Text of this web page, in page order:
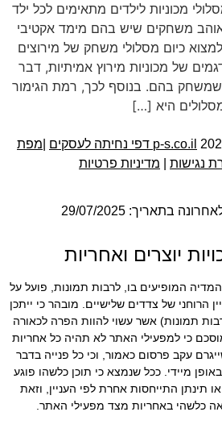
מכוניות לילדים מתאימים לכל ילד
משחקים שיש בהם מימד אקטיבי
כיום מסלולי משחק של מירוצים
של מכוניות מירוץ אמיתיות, דבר
שמשחק בהם. בנוסף לכך, רמת הגימור
היא […]
p-s.co.il דפי נחיתה לעסקים
מפת
נגישות מדיניות פרטיות
בתאריך: 29/07/2025
יוצרים ואחריות
המופיעים בו, לרבות תמונות, פועל על
הרוחני של צדדים שלישיים. מובהר כי ייתכן
תמונות) אשר עשוי להוות הפרה לכאורה
כי למפעילי האתר לא תהיה כל אחריות
עקב פרסום כאמור, וכי כל פנייה בדבר
מיידי. ככל שנמצא כי תוכן כלשהו פוגע
או תינתן התייחסות אחרת לפי העניין, וזאת
כלשהי באחריות מצד מפעילי האתר.